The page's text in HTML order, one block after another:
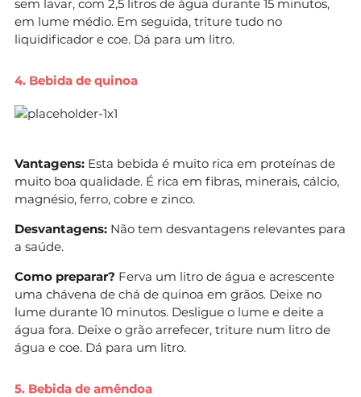
sem lavar, com 2,5 litros de água durante 15 minutos,
em lume médio. Em seguida, triture tudo no
liquidificador e coe. Dá para um litro.
4. Bebida de quinoa
Vantagens: Esta bebida é muito rica em proteínas de
muito boa qualidade. É rica em fibras, minerais, cálcio,
magnésio, ferro, cobre e zinco.
Desvantagens: Não tem desvantagens relevantes para
a saúde.
Como preparar? Ferva um litro de água e acrescente
uma chávena de chá de quinoa em grãos. Deixe no
lume durante 10 minutos. Desligue o lume e deite a
água fora. Deixe o grão arrefecer, triture num litro de
água e coe. Dá para um litro.
5. Bebida de amêndoa